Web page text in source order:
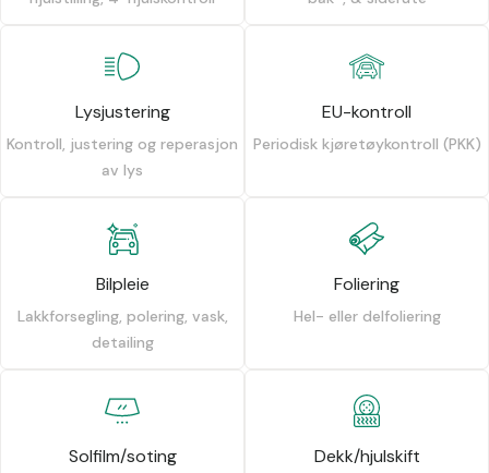
Lysjustering
Kontroll, justering og reperasjon
av lys
EU-kontroll
Periodisk kjøretøykontroll (PKK)
Bilpleie
Lakkforsegling, polering, vask,
detailing
Foliering
Hel- eller delfoliering
Solfilm/soting Dekk/hjulskift